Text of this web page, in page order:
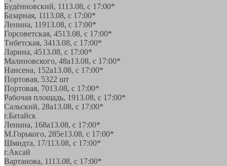
Будённовский, 1113.08, с 17:00*
Базарная, 1113.08, с 17:00*
Ленина, 11913.08, с 17:00*
Горсоветская, 4513.08, с 17:00*
Тибетская, 3413.08, с 17:00*
Ларина, 4513.08, с 17:00*
Малиновского, 48а13.08, с 17:00*
Нансена, 152а13.08, с 17:00*
Портовая, 5322 шт
Портовая, 7013.08, с 17:00*
Рабочая площадь, 1913.08, с 17:00*
Сальский, 28a13.08, с 17:00*
г.Батайск
Ленина, 168а13.08, с 17:00*
М.Горького, 285е13.08, с 17:00*
Шмидта, 17/113.08, с 17:00*
г.Аксай
Вартанова, 1113.08, с 17:00*